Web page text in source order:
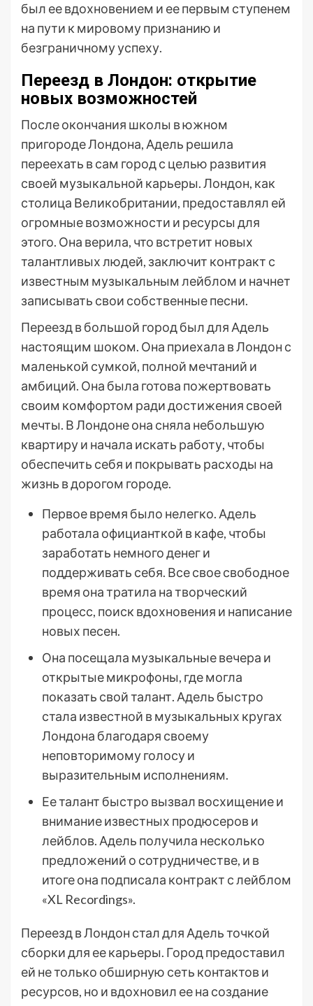
был ее вдохновением и ее первым ступенем
на пути к мировому признанию и
безграничному успеху.
Переезд в Лондон: открытие
новых возможностей
После окончания школы в южном
пригороде Лондона, Адель решила
переехать в сам город с целью развития
своей музыкальной карьеры. Лондон, как
столица Великобритании, предоставлял ей
огромные возможности и ресурсы для
этого. Она верила, что встретит новых
талантливых людей, заключит контракт с
известным музыкальным лейблом и начнет
записывать свои собственные песни.
Переезд в большой город был для Адель
настоящим шоком. Она приехала в Лондон с
маленькой сумкой, полной мечтаний и
амбиций. Она была готова пожертвовать
своим комфортом ради достижения своей
мечты. В Лондоне она сняла небольшую
квартиру и начала искать работу, чтобы
обеспечить себя и покрывать расходы на
жизнь в дорогом городе.
Первое время было нелегко. Адель
работала официанткой в кафе, чтобы
заработать немного денег и
поддерживать себя. Все свое свободное
время она тратила на творческий
процесс, поиск вдохновения и написание
новых песен.
Она посещала музыкальные вечера и
открытые микрофоны, где могла
показать свой талант. Адель быстро
стала известной в музыкальных кругах
Лондона благодаря своему
неповторимому голосу и
выразительным исполнениям.
Ее талант быстро вызвал восхищение и
внимание известных продюсеров и
лейблов. Адель получила несколько
предложений о сотрудничестве, и в
итоге она подписала контракт с лейблом
«XL Recordings».
Переезд в Лондон стал для Адель точкой
сборки для ее карьеры. Город предоставил
ей не только обширную сеть контактов и
ресурсов, но и вдохновил ее на создание